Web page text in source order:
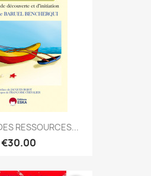
RESSOURCES...
€30.00